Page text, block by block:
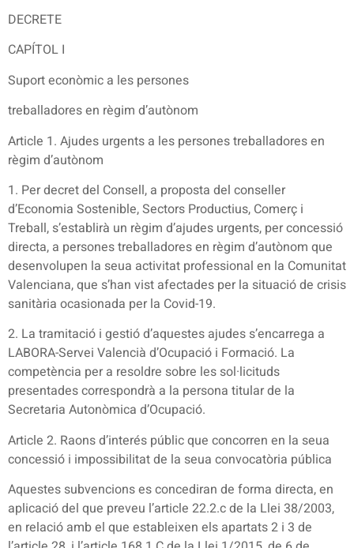
DECRETE
CAPÍTOL I
Suport econòmic a les persones
treballadores en règim d’autònom
Article 1. Ajudes urgents a les persones treballadores en
règim d’autònom
1. Per decret del Consell, a proposta del conseller
d’Economia Sostenible, Sectors Productius, Comerç i
Treball, s’establirà un règim d’ajudes urgents, per concessió
directa, a persones treballadores en règim d’autònom que
desenvolupen la seua activitat professional en la Comunitat
Valenciana, que s’han vist afectades per la situació de crisis
sanitària ocasionada per la Covid-19.
2. La tramitació i gestió d’aquestes ajudes s’encarrega a
LABORA-Servei Valencià d’Ocupació i Formació. La
competència per a resoldre sobre les sol·licituds
presentades correspondrà a la persona titular de la
Secretaria Autonòmica d’Ocupació.
Article 2. Raons d’interés públic que concorren en la seua
concessió i impossibilitat de la seua convocatòria pública
Aquestes subvencions es concediran de forma directa, en
aplicació del que preveu l’article 22.2.c de la Llei 38/2003,
en relació amb el que estableixen els apartats 2 i 3 de